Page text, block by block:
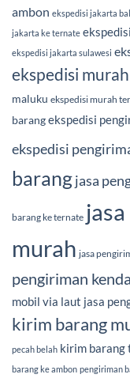
ambon ekspedisi jakarta
jakarta ke ternate
ekspedisi jakarta sulawesi
ekspedisi murah
maluku ekspedisi murah
barangekspedisi
ekspedisi
barangjasa
barang ke ternate
murah jasa
pengiriman
mobil via laut jasa
kirim barang
pecah belah kirim barang
barang ke ambon pengiriman